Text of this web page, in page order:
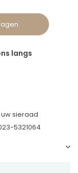
langs
sieraad
5321064